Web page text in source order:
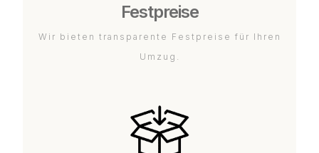
Festpreise
Wir bieten transparente Festpreise für Ihren
Umzug.